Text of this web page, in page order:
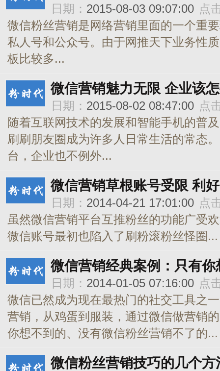
日期： 2015-08-03 09:07:00 点
微信粉丝营销是网络营销里面的一个重
私人号和公众号。由于网推天下业务性
板比较多...
微信营销魅力无限 企业该
日期： 2015-08-02 08:47:00 点
随着互联网技术的发展和智能手机的普
刷刷朋友圈成为许多人日常生活的常态
台，企业也不例外...
微信营销草根账号受限 利
日期： 2014-04-21 17:01:00 点
虽然微信营销平台互推粉丝的功能广受
微信账号最初也陷入了刷粉滚粉丝怪圈...
微信营销经典案例：只有你
日期： 2014-01-05 07:16:00 点
微信已然成为现在最热门的社交工具之
营销，从鸡蛋到服装，通过微信做营销
你想不到的、没有微信粉丝营销不了的...
微信粉丝营销技巧的几个方